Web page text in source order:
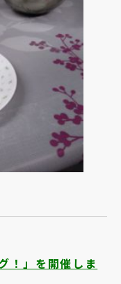
！」を開催しま